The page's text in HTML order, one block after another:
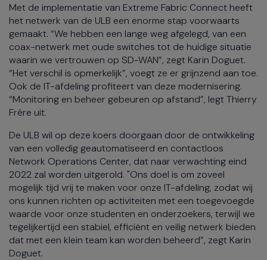
Met de implementatie van Extreme Fabric Connect heeft
het netwerk van de ULB een enorme stap voorwaarts
gemaakt. “We hebben een lange weg afgelegd, van een
coax-netwerk met oude switches tot de huidige situatie
waarin we vertrouwen op SD-WAN”, zegt Karin Doguet.
“Het verschil is opmerkelijk”, voegt ze er grijnzend aan toe.
Ook de IT-afdeling profiteert van deze modernisering.
“Monitoring en beheer gebeuren op afstand”, legt Thierry
Frère uit.
De ULB wil op deze koers doorgaan door de ontwikkeling
van een volledig geautomatiseerd en contactloos
Network Operations Center, dat naar verwachting eind
2022 zal worden uitgerold. "Ons doel is om zoveel
mogelijk tijd vrij te maken voor onze IT-afdeling, zodat wij
ons kunnen richten op activiteiten met een toegevoegde
waarde voor onze studenten en onderzoekers, terwijl we
tegelijkertijd een stabiel, efficiënt en veilig netwerk bieden
dat met een klein team kan worden beheerd”, zegt Karin
Doguet.